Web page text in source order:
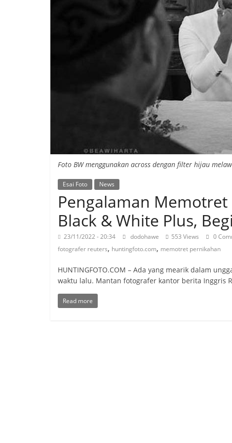
Foto BW menggunakan across dengan filter hijau
Esai Foto News
Pengalaman
Black & White Plus,
23/11/2022 - 20:34 dodohawe 553 Views 0
fotografer reuters, huntingfoto.com, memotret pernikahan
HUNTINGFOTO.COM – Ada yang mearik dalam
waktu lalu. Mantan fotografer kantor berita Inggris
Read more